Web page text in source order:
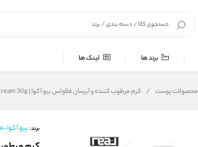
برند ها لینک ها
محصولات پوست / کرم مرطوب کننده و آبرسان فلاولس بیو آکوا | BIOAQUA Moisture Hydra Flawless Cream 30g
برند: بیو آکوا-Bioaqua